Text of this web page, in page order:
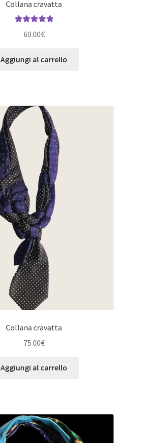
Collana cravatta
60.00€
Aggiungi al carrello
Collana cravatta
75.00€
Aggiungi al carrello